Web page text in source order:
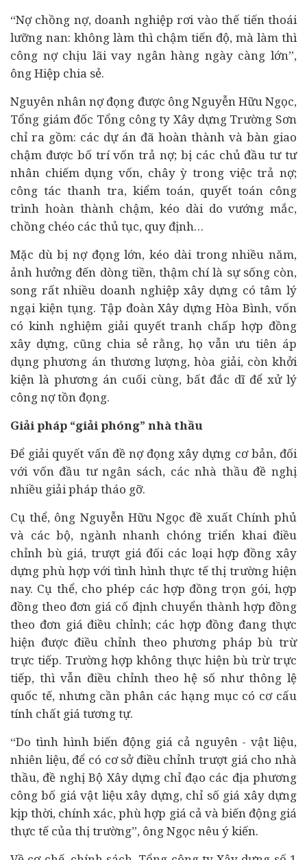
“Nợ chồng nợ, doanh nghiệp rơi vào thế tiến thoái
lưỡng nan: không làm thì chậm tiến độ, mà làm thì
công nợ chịu lãi vay ngân hàng ngày càng lớn”,
ông Hiệp chia sẻ.
Nguyên nhân nợ đọng được ông Nguyễn Hữu Ngọc,
Tổng giám đốc Tổng công ty Xây dựng Trường Sơn
chỉ ra gồm: các dự án đã hoàn thành và bàn giao
chậm được bố trí vốn trả nợ; bị các chủ đầu tư tư
nhân chiếm dụng vốn, chây ỳ trong việc trả nợ;
công tác thanh tra, kiểm toán, quyết toán công
trình hoàn thành chậm, kéo dài do vướng mắc,
chồng chéo các thủ tục, quy định…
Mặc dù bị nợ đọng lớn, kéo dài trong nhiều năm,
ảnh hưởng đến dòng tiền, thậm chí là sự sống còn,
song rất nhiều doanh nghiệp xây dựng có tâm lý
ngại kiện tụng. Tập đoàn Xây dựng Hòa Bình, vốn
có kinh nghiệm giải quyết tranh chấp hợp đồng
xây dựng, cũng chia sẻ rằng, họ vẫn ưu tiên áp
dụng phương án thương lượng, hòa giải, còn khởi
kiện là phương án cuối cùng, bất đắc dĩ để xử lý
công nợ tồn đọng.
Giải pháp “giải phóng” nhà thầu
Để giải quyết vấn đề nợ đọng xây dựng cơ bản, đối
với vốn đầu tư ngân sách, các nhà thầu đề nghị
nhiều giải pháp tháo gỡ.
Cụ thể, ông Nguyễn Hữu Ngọc đề xuất Chính phủ
và các bộ, ngành nhanh chóng triển khai điều
chỉnh bù giá, trượt giá đối các loại hợp đồng xây
dựng phù hợp với tình hình thực tế thị trường hiện
nay. Cụ thể, cho phép các hợp đồng trọn gói, hợp
đồng theo đơn giá cố định chuyển thành hợp đồng
theo đơn giá điều chỉnh; các hợp đồng đang thực
hiện được điều chỉnh theo phương pháp bù trừ
trực tiếp. Trường hợp không thực hiện bù trừ trực
tiếp, thì vẫn điều chỉnh theo hệ số như thông lệ
quốc tế, nhưng cần phân các hạng mục có cơ cấu
tính chất giá tương tự.
“Do tình hình biến động giá cả nguyên - vật liệu,
nhiên liệu, để có cơ sở điều chỉnh trượt giá cho nhà
thầu, đề nghị Bộ Xây dựng chỉ đạo các địa phương
công bố giá vật liệu xây dựng, chỉ số giá xây dựng
kịp thời, chính xác, phù hợp giá cả và biến động giá
thực tế của thị trường”, ông Ngọc nêu ý kiến.